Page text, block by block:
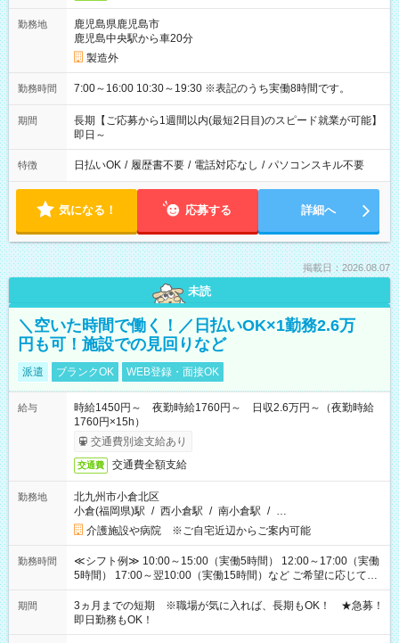
勤務地
鹿児島県鹿児島市
鹿児島中央駅から車20分
製造外
勤務時間 7:00～16:00 10:30～19:30 ※表記のうち実働8時間です。
期間
長期【ご応募から1週間以内(最短2日目)のスピード就業が可能】
即日～
特徴 日払いOK / 履歴書不要 / 電話対応なし / パソコンスキル不要
気になる！ 応募する 詳細へ
掲載日：2026.08.07
未読
＼空いた時間で働く！／日払いOK×1勤務2.6万
円も可！施設での見回りなど
派遣 ブランクOK WEB登録・面接OK
給与
時給1450円～ 夜勤時給1760円～ 日収2.6万円～（夜勤時給
1760円×15h）
交通費別途支給あり
交通費 交通費全額支給
勤務地
北九州市小倉北区
小倉(福岡県)駅 / 西小倉駅 / 南小倉駅 / …
介護施設や病院 ※ご自宅近辺からご案内可能
勤務時間
≪シフト例≫ 10:00～15:00（実働5時間） 12:00～17:00（実働
5時間） 17:00～翌10:00（実働15時間）など ご希望に応じて、
働く時間は調整できます！ お気軽に担当へ相談ください！
期間
3ヵ月までの短期 ※職場が気に入れば、長期もOK！ ★急募！
即日勤務もOK！